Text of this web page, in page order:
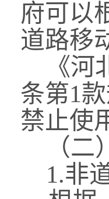
府可以
道路移
《河
条第1
禁止使
（二
1.非